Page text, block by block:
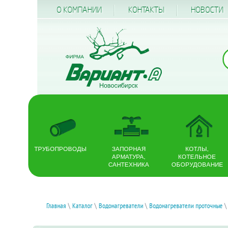
О КОМПАНИИ КОНТАКТЫ НОВОСТИ
ТРУБОПРОВОДЫ
ЗАПОРНАЯ
АРМАТУРА,
САНТЕХНИКА
КОТЛЫ,
КОТЕЛЬНОЕ
ОБОРУДОВАНИЕ
Главная \ Каталог \ Водонагреватели \ Водонагреватели проточные \